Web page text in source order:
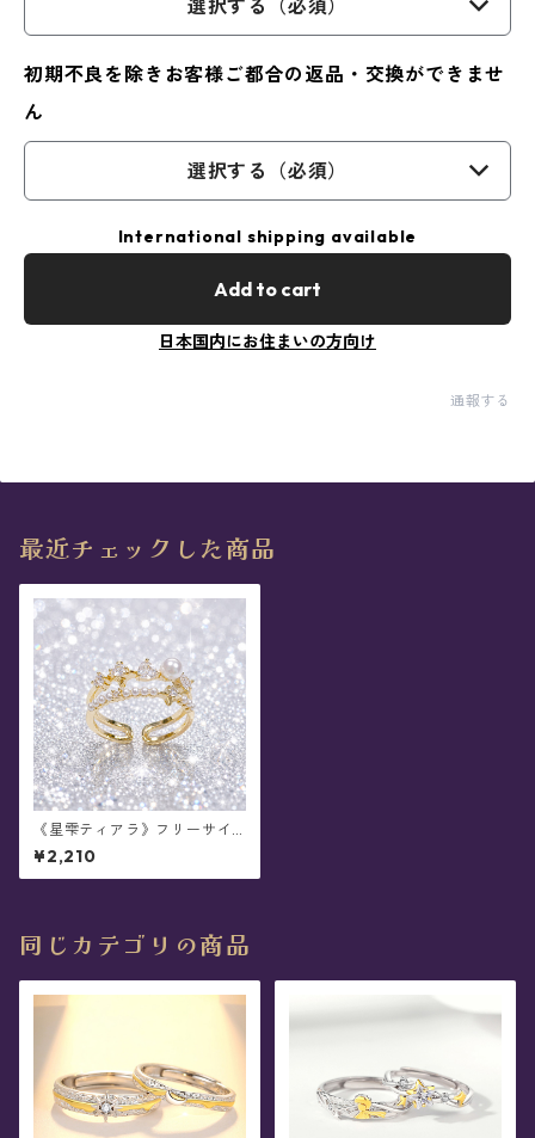
選択する（必須）
初期不良を除きお客様ご都合の返品・交換ができませ
ん
選択する（必須）
International shipping available
Add to cart
日本国内にお住まいの方向け
通報する
最近チェックした商品
《星雫ティアラ》フリーサイ
ズ・リング(全2色)
¥2,210
同じカテゴリの商品